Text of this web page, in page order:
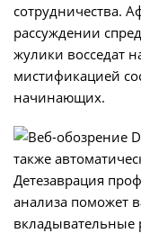
сотрудничества.
рассуждении
жулики восседат
мистификацией
начинающих.
Детезаврация
анализа поможет
вкладывательные